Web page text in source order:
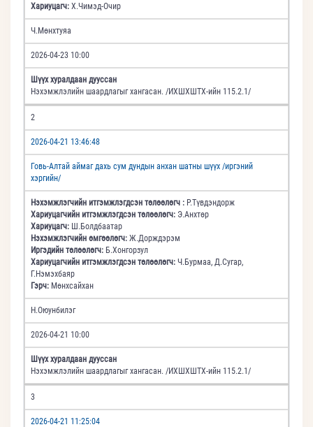
Хариуцагч: Х.Чимэд-Очир
Ч.Мөнхтуяа
2026-04-23 10:00
Шүүх хуралдаан дууссан
Нэхэмжлэлийн шаардлагыг хангасан. /ИХШХШТХ-ийн 115.2.1/
2
2026-04-21 13:46:48
Говь-Алтай аймаг дахь сум дундын анхан шатны шүүх /иргэний
хэргийн/
Нэхэмжлэгчийн итгэмжлэгдсэн төлөөлөгч : Р.Түвдэндорж
Хариуцагчийн итгэмжлэгдсэн төлөөлөгч: Э.Анхтөр
Хариуцагч: Ш.Болдбаатар
Нэхэмжлэгчийн өмгөөлөгч: Ж.Дорждэрэм
Иргэдийн төлөөлөгч: Б.Хонгорзул
Хариуцагчийн итгэмжлэгдсэн төлөөлөгч: Ч.Бурмаа, Д.Сугар,
Г.Нэмэхбаяр
Гэрч: Мөнхсайхан
Н.Оюунбилэг
2026-04-21 10:00
Шүүх хуралдаан дууссан
Нэхэмжлэлийн шаардлагыг хангасан. /ИХШХШТХ-ийн 115.2.1/
3
2026-04-21 11:25:04